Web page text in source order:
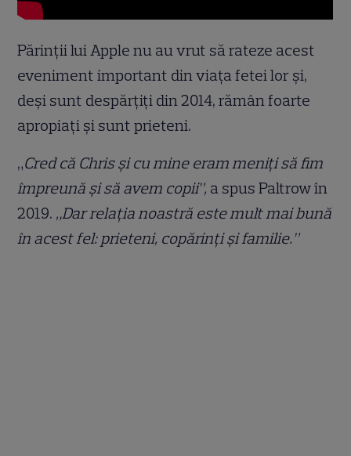
Părinții lui Apple nu au vrut să rateze acest
eveniment important din viața fetei lor și,
deși sunt despărțiți din 2014, rămân foarte
apropiați și sunt prieteni.
„Cred că Chris și cu mine eram meniți să fim
împreună și să avem copii”, a spus Paltrow în
2019. „Dar relația noastră este mult mai bună
în acest fel: prieteni, copărinți și familie.”